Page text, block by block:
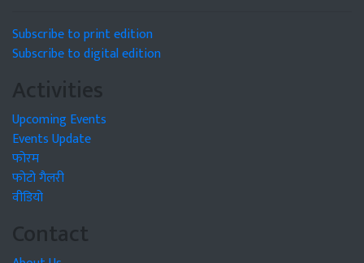
Subscribe to print edition
Subscribe to digital edition
Activities
Upcoming Events
Events Update
फोरम
फोटो गैलरी
वीडियो
Contact